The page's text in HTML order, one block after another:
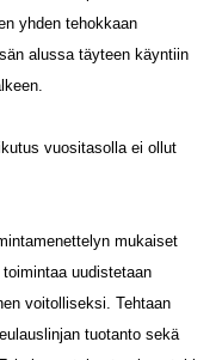
yhden tehokkaan
alussa täyteen käyntiin
vuositasolla ei ollut
mukaiset
uudistetaan
voitolliseksi. Tehtaan
tuotanto sekä